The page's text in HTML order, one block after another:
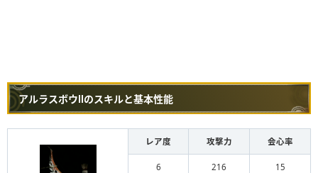
アルラスボウⅡのスキルと基本性能
レア度 攻撃力 会心率
6 216 15